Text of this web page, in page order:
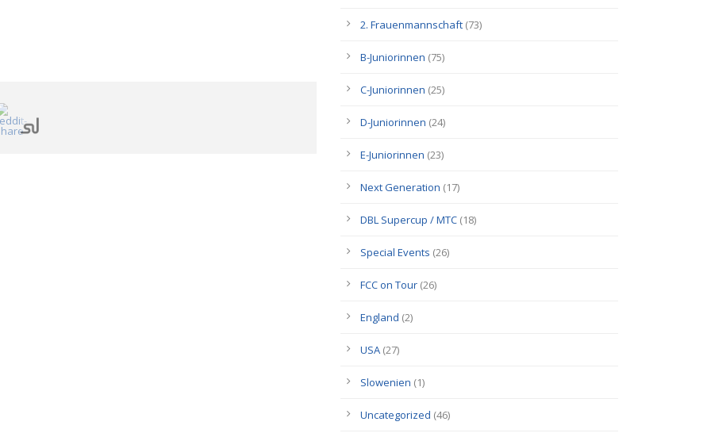
2. Frauenmannschaft (73)
B-Juniorinnen (75)
C-Juniorinnen (25)
D-Juniorinnen (24)
E-Juniorinnen (23)
Next Generation (17)
DBL Supercup / MTC (18)
Special Events (26)
FCC on Tour (26)
England (2)
USA (27)
Slowenien (1)
Uncategorized (46)